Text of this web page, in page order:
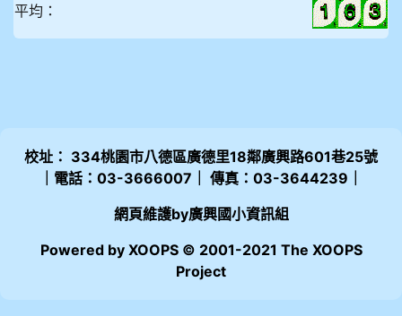
平均：
校址： 334桃園市八德區廣德里18鄰廣興路601巷25號
｜電話：03-3666007｜ 傳真：03-3644239｜
網頁維護by廣興國小資訊組
Powered by XOOPS © 2001-2021 The XOOPS
Project